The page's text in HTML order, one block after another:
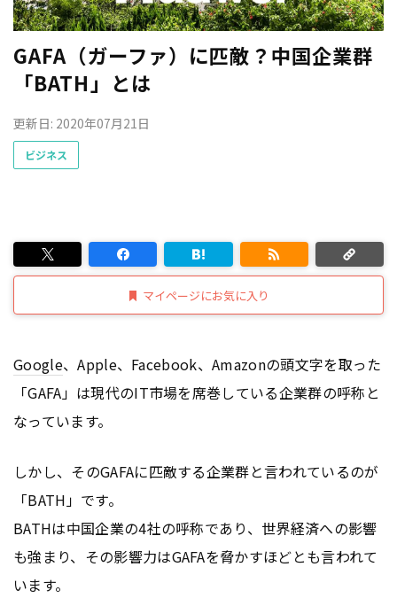
GAFA（ガーファ）に匹敵？中国企業群
「BATH」とは
更新日: 2020年07月21日
ビジネス
マイページにお気に入り
Google、Apple、Facebook、Amazonの頭文字を取った
「GAFA」は現代のIT市場を席巻している企業群の呼称と
なっています。
しかし、そのGAFAに匹敵する企業群と言われているのが
「BATH」です。
BATHは中国企業の4社の呼称であり、世界経済への影響
も強まり、その影響力はGAFAを脅かすほどとも言われて
います。